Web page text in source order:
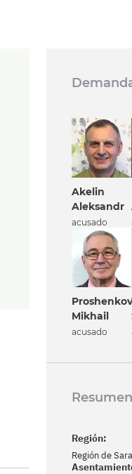
Akelin
Aleksandr
acusado
Proshenkov
Mikhail
acusado
Región:
Región de